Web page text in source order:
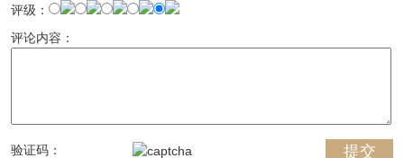
评级：
评论内容：
验证码：